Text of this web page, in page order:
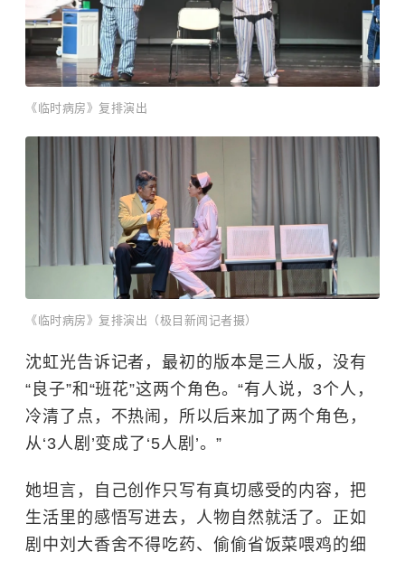
《临时病房》复排演出
《临时病房》复排演出（极目新闻记者摄）
沈虹光告诉记者，最初的版本是三人版，没有
“良子”和“班花”这两个角色。“有人说，3个人，
冷清了点，不热闹，所以后来加了两个角色，
从‘3人剧’变成了‘5人剧’。”
她坦言，自己创作只写有真切感受的内容，把
生活里的感悟写进去，人物自然就活了。正如
剧中刘大香舍不得吃药、偷偷省饭菜喂鸡的细